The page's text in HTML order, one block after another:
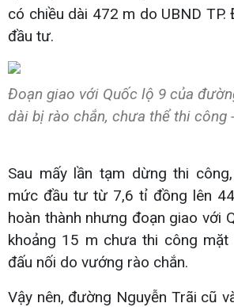
có chiều dài 472 m do UBND
đầu tư.
Đoạn giao với Quốc lộ 9 của
dài bị rào chắn, chưa thể thi công
Sau mấy lần tạm dừng thi
mức đầu tư từ 7,6 tỉ đồng lên
hoàn thành nhưng đoạn giao với
khoảng 15 m chưa thi công
đấu nối do vướng rào chắn.
Vậy nên, đường Nguyễn Trãi cũ